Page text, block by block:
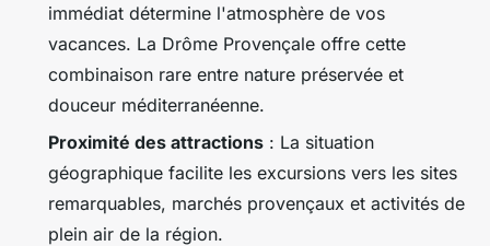
immédiat détermine l'atmosphère de vos
vacances. La Drôme Provençale offre cette
combinaison rare entre nature préservée et
douceur méditerranéenne.
Proximité des attractions : La situation
géographique facilite les excursions vers les sites
remarquables, marchés provençaux et activités de
plein air de la région.